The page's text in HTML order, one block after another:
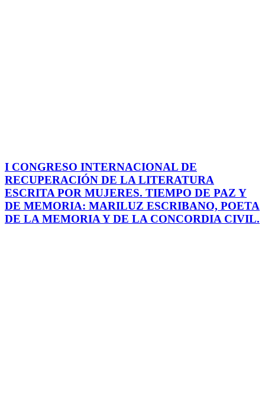
I CONGRESO INTERNACIONAL DE
RECUPERACIÓN DE LA LITERATURA
ESCRITA POR MUJERES. TIEMPO DE PAZ Y
DE MEMORIA: MARILUZ ESCRIBANO, POETA
DE LA MEMORIA Y DE LA CONCORDIA CIVIL.